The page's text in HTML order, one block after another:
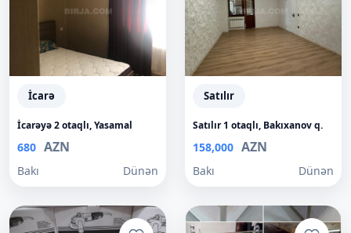
İcarə
İcarəyə 2 otaqlı, Yasamal
680 AZN
Bakı Dünən
Satılır
Satılır 1 otaqlı, Bakıxanov q.
158,000 AZN
Bakı Dünən